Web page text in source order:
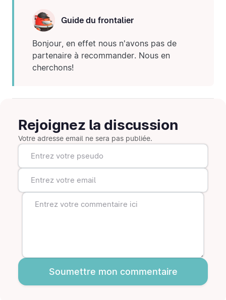
Guide du frontalier
Bonjour, en effet nous n'avons pas de
partenaire à recommander. Nous en
cherchons!
Rejoignez la discussion
Votre adresse email ne sera pas publiée.
Soumettre mon commentaire